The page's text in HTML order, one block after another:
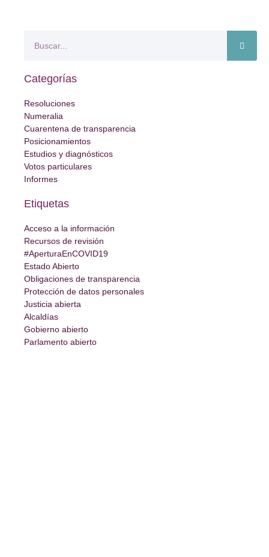
Categorías
Resoluciones
Numeralia
Cuarentena de transparencia
Posicionamientos
Estudios y diagnósticos
Votos particulares
Informes
Etiquetas
Acceso a la información
Recursos de revisión
#AperturaEnCOVID19
Estado Abierto
Obligaciones de transparencia
Protección de datos personales
Justicia abierta
Alcaldías
Gobierno abierto
Parlamento abierto